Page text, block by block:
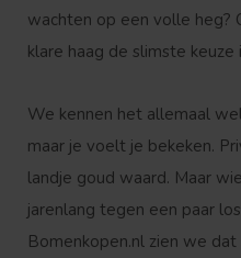
wachten op een volle heg?
klare haag de slimste keuze
We kennen het allemaal
maar je voelt je bekeken.
landje goud waard. Maar
jarenlang tegen een paar
Bomenkopen.nl zien we dat